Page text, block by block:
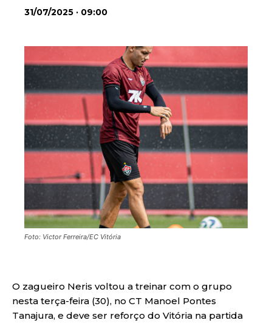
31/07/2025 · 09:00
Foto: Victor Ferreira/EC Vitória
O zagueiro Neris voltou a treinar com o grupo
nesta terça-feira (30), no CT Manoel Pontes
Tanajura, e deve ser reforço do Vitória na partida